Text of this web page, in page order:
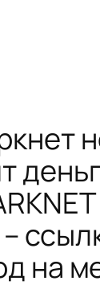
на